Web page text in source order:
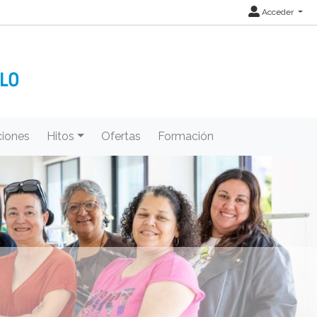
Acceder
Hitos Ofertas Formación